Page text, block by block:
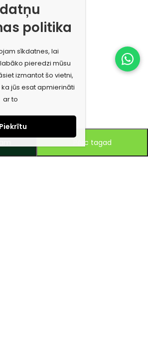
Pērc tagad
politika
sīkdatnes, lai
pieredzi mūsu
izmantot šo vietni,
jūs esat apmierināti
ar to
Piekrītu